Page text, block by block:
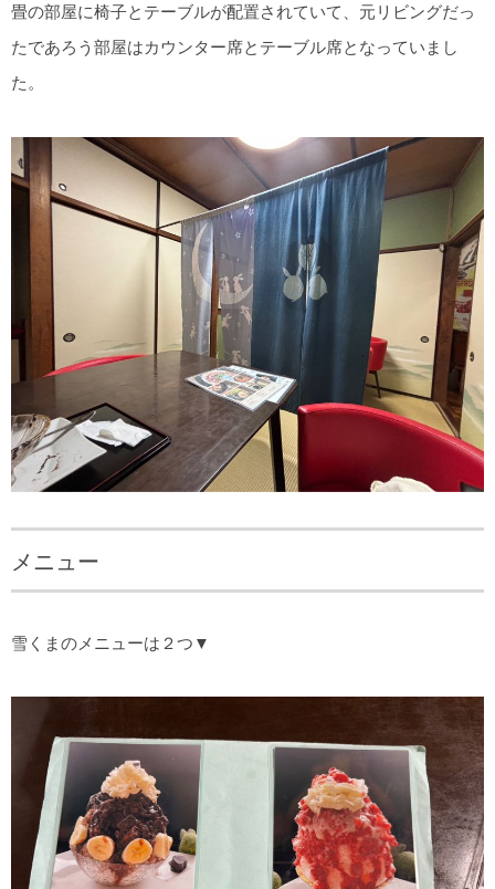
畳の部屋に椅子とテーブルが配置されていて、元リビングだっ
たであろう部屋はカウンター席とテーブル席となっていまし
た。
メニュー
雪くまのメニューは２つ▼